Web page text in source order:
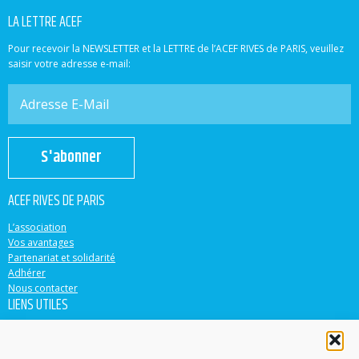
LA LETTRE ACEF
Pour recevoir la NEWSLETTER et la LETTRE de l’ACEF RIVES de PARIS, veuillez
saisir votre adresse e-mail:
S'abonner
ACEF RIVES DE PARIS
L’association
Vos avantages
Partenariat et solidarité
Adhérer
Nous contacter
LIENS UTILES